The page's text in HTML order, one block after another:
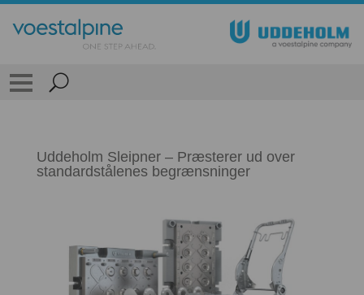
Uddeholm Sleipner – Præsterer ud over
standardstålenes begrænsninger